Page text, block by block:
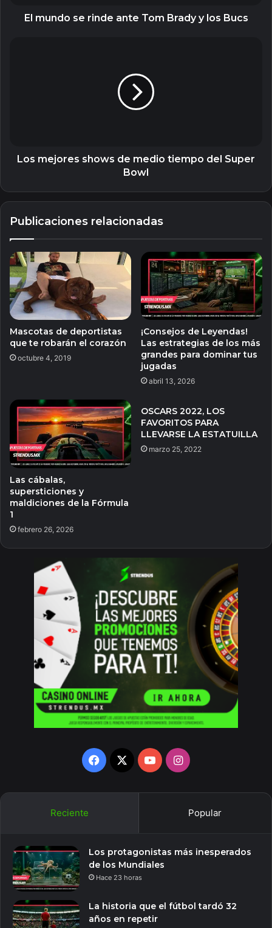
BucsEl mundo se rinde ante Tom Brady y los Bucs
Los mejores shows de medio tiempo del Super
Bowl
Publicaciones relacionadas
Mascotas de deportistas
que te robarán el corazón
octubre 4, 2019
¡Consejos de Leyendas!
Las estrategias de los más
grandes para dominar tus
jugadas
abril 13, 2026
Las cábalas,
supersticiones y
maldiciones de la Fórmula
1
febrero 26, 2026
OSCARS 2022, LOS
FAVORITOS PARA
LLEVARSE LA ESTATUILLA
marzo 25, 2022
Facebook
X YouTubeInstagram
Reciente Popular
Los protagonistas más inesperados
de los Mundiales
Hace 23 horas
La historia que el fútbol tardó 32
años en repetir